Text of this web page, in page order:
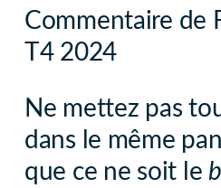
Commentaire de
T4 2024
Ne mettez pas
dans le même
que ce ne soit le